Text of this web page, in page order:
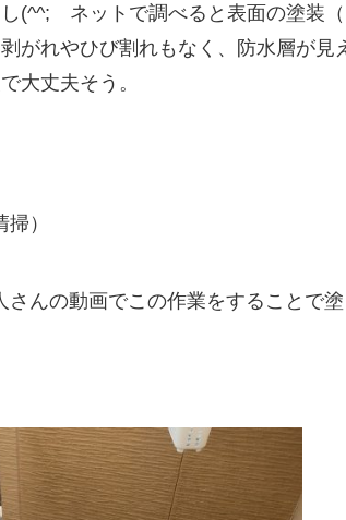
(^^; ネットで調べると表面の塗装
がれやひび割れもなく、防水層が見
大丈夫そう。
）
んの動画でこの作業をすることで